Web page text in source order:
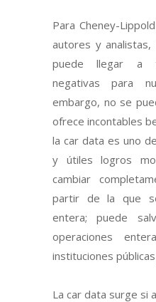
Para Cheney-
autores y
puede llegar a
negativas para
embargo, no se
ofrece incontables
la car data es uno
y útiles logros
cambiar
partir de la que
entera; puede
operaciones
instituciones
La car data surge si